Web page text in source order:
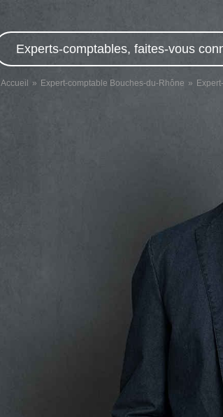
Experts-comptables, faites-vous
Accueil Expert-comptable Bouches-du-Rhône